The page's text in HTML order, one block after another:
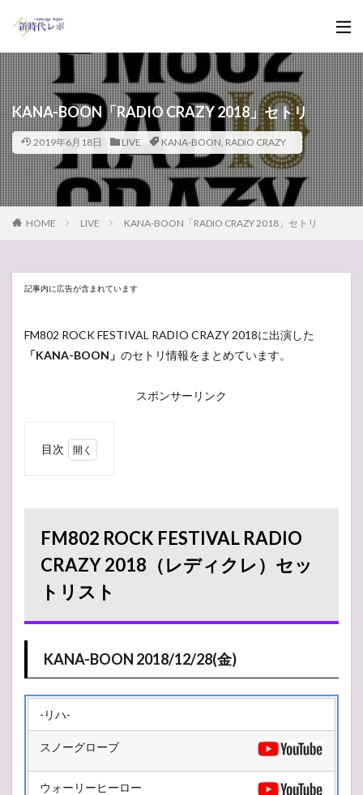
KANA-BOON「RADIO CRAZY 2018」セトリ
2019年6月18日 LIVE KANA-BOON, RADIO CRAZY
HOME LIVE KANA-BOON「RADIO CRAZY 2018」セトリ
記事内に広告が含まれています
FM802 ROCK FESTIVAL RADIO CRAZY 2018に出演した
「KANA-BOON」 のセトリ情報をまとめています。
スポンサーリンク
目次
RADIO
CRAZY
2018（レ
ディク
レ）セッ
トリスト
1.1
KANA-
2018/12/28(金)
2018/12/27(木)
LIVE
Antenna
5号館
FM802 ROCK FESTIVAL RADIO
CRAZY 2018（レディクレ）セッ
トリスト
KANA-BOON 2018/12/28(金)
-リハ-
スノーグローブ
ウォーリーヒーロー